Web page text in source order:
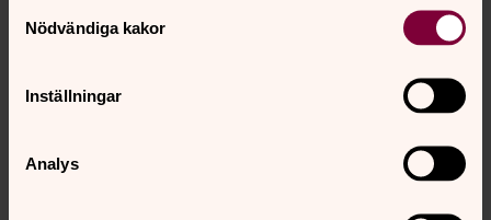
Nödvändiga kakor
Inställningar
Analys
Stjärna (*) betyder att du måste fylla i fältet.